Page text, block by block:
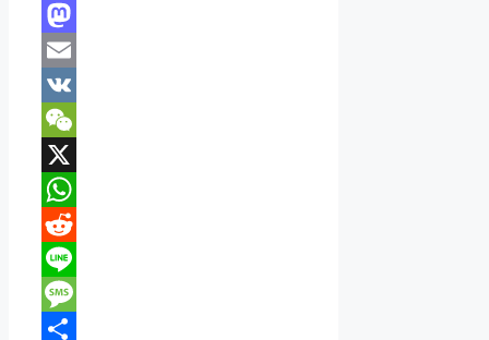
Facebook
Mastodon
Email
VK
WeChat
X
WhatsApp
Reddit
Line
Message